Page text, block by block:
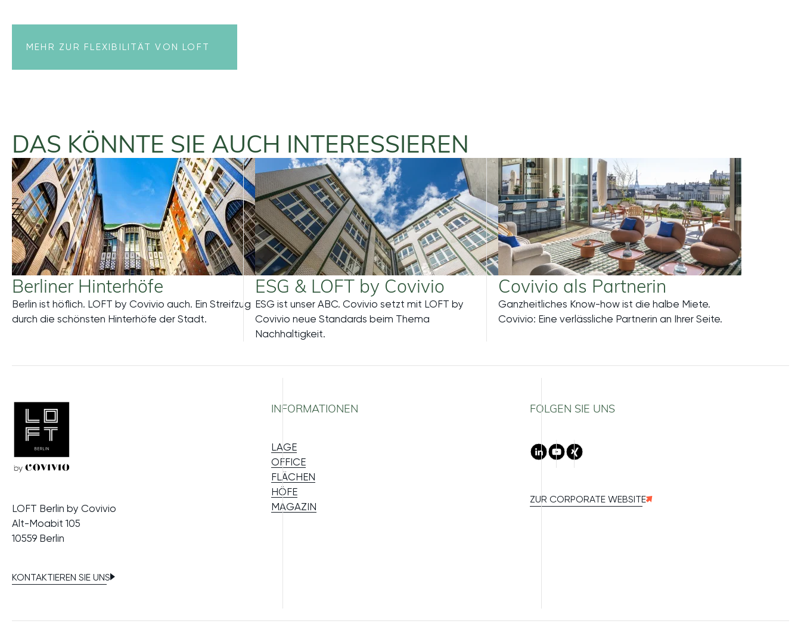
MEHR ZUR FLEXIBILITÄT VON LOFT
DAS KÖNNTE SIE AUCH INTERESSIEREN
Berliner Hinterhöfe
Berlin ist höflich. LOFT by Covivio auch. Ein Streifzug
durch die schönsten Hinterhöfe der Stadt.
ESG & LOFT by Covivio
ESG ist unser ABC. Covivio setzt mit LOFT by
Covivio neue Standards beim Thema
Nachhaltigkeit.
Covivio als Partnerin
Ganzheitliches Know-how ist die halbe Miete.
Covivio: Eine verlässliche Partnerin an Ihrer Seite.
LOFT Berlin by Covivio
Alt-Moabit 105
10559 Berlin
KONTAKTIEREN SIE UNS
INFORMATIONEN
LAGE
OFFICE
FLÄCHEN
HÖFE
MAGAZIN
FOLGEN SIE UNS
LinkedInYoutube
ZUR CORPORATE WEBSITE